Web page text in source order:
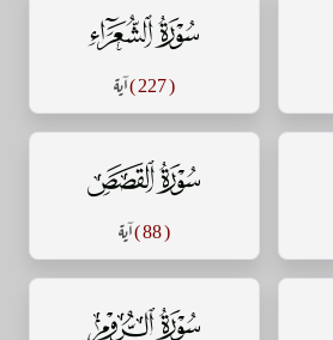
سورة الشعراء
( 227 ) آية
سورة القصص
( 88 ) آية
سورة الروم